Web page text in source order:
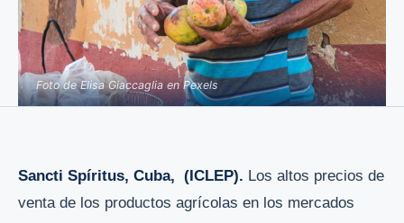
Foto de Elisa Giaccaglia en Pexels
Sancti Spíritus, Cuba, (ICLEP). Los altos precios de
venta de los productos agrícolas en los mercados